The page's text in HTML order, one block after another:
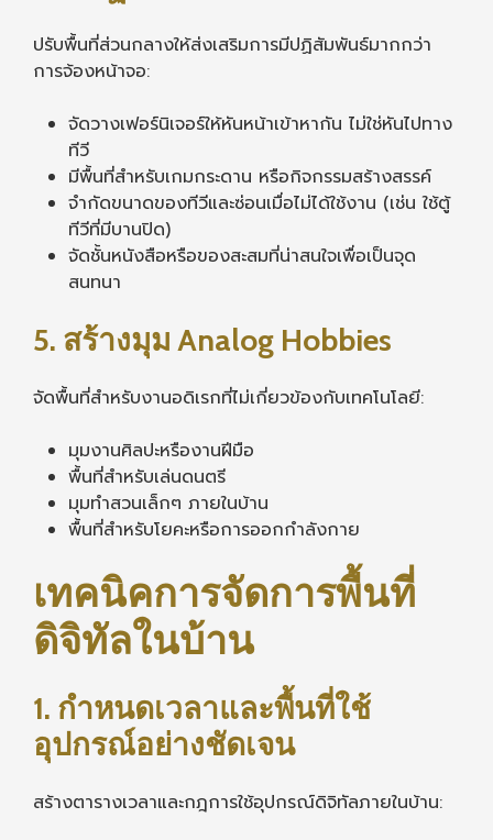
ปรับพื้นที่ส่วนกลางให้ส่งเสริมการมีปฏิสัมพันธ์มากกว่า
การจ้องหน้าจอ:
จัดวางเฟอร์นิเจอร์ให้หันหน้าเข้าหากัน ไม่ใช่หันไปทาง
ทีวี
มีพื้นที่สำหรับเกมกระดาน หรือกิจกรรมสร้างสรรค์
จำกัดขนาดของทีวีและซ่อนเมื่อไม่ได้ใช้งาน (เช่น ใช้ตู้
ทีวีที่มีบานปิด)
จัดชั้นหนังสือหรือของสะสมที่น่าสนใจเพื่อเป็นจุด
สนทนา
5. สร้างมุม Analog Hobbies
จัดพื้นที่สำหรับงานอดิเรกที่ไม่เกี่ยวข้องกับเทคโนโลยี:
มุมงานศิลปะหรืองานฝีมือ
พื้นที่สำหรับเล่นดนตรี
มุมทำสวนเล็กๆ ภายในบ้าน
พื้นที่สำหรับโยคะหรือการออกกำลังกาย
เทคนิคการจัดการพื้นที่
ดิจิทัลในบ้าน
1. กำหนดเวลาและพื้นที่ใช้
อุปกรณ์อย่างชัดเจน
สร้างตารางเวลาและกฎการใช้อุปกรณ์ดิจิทัลภายในบ้าน: